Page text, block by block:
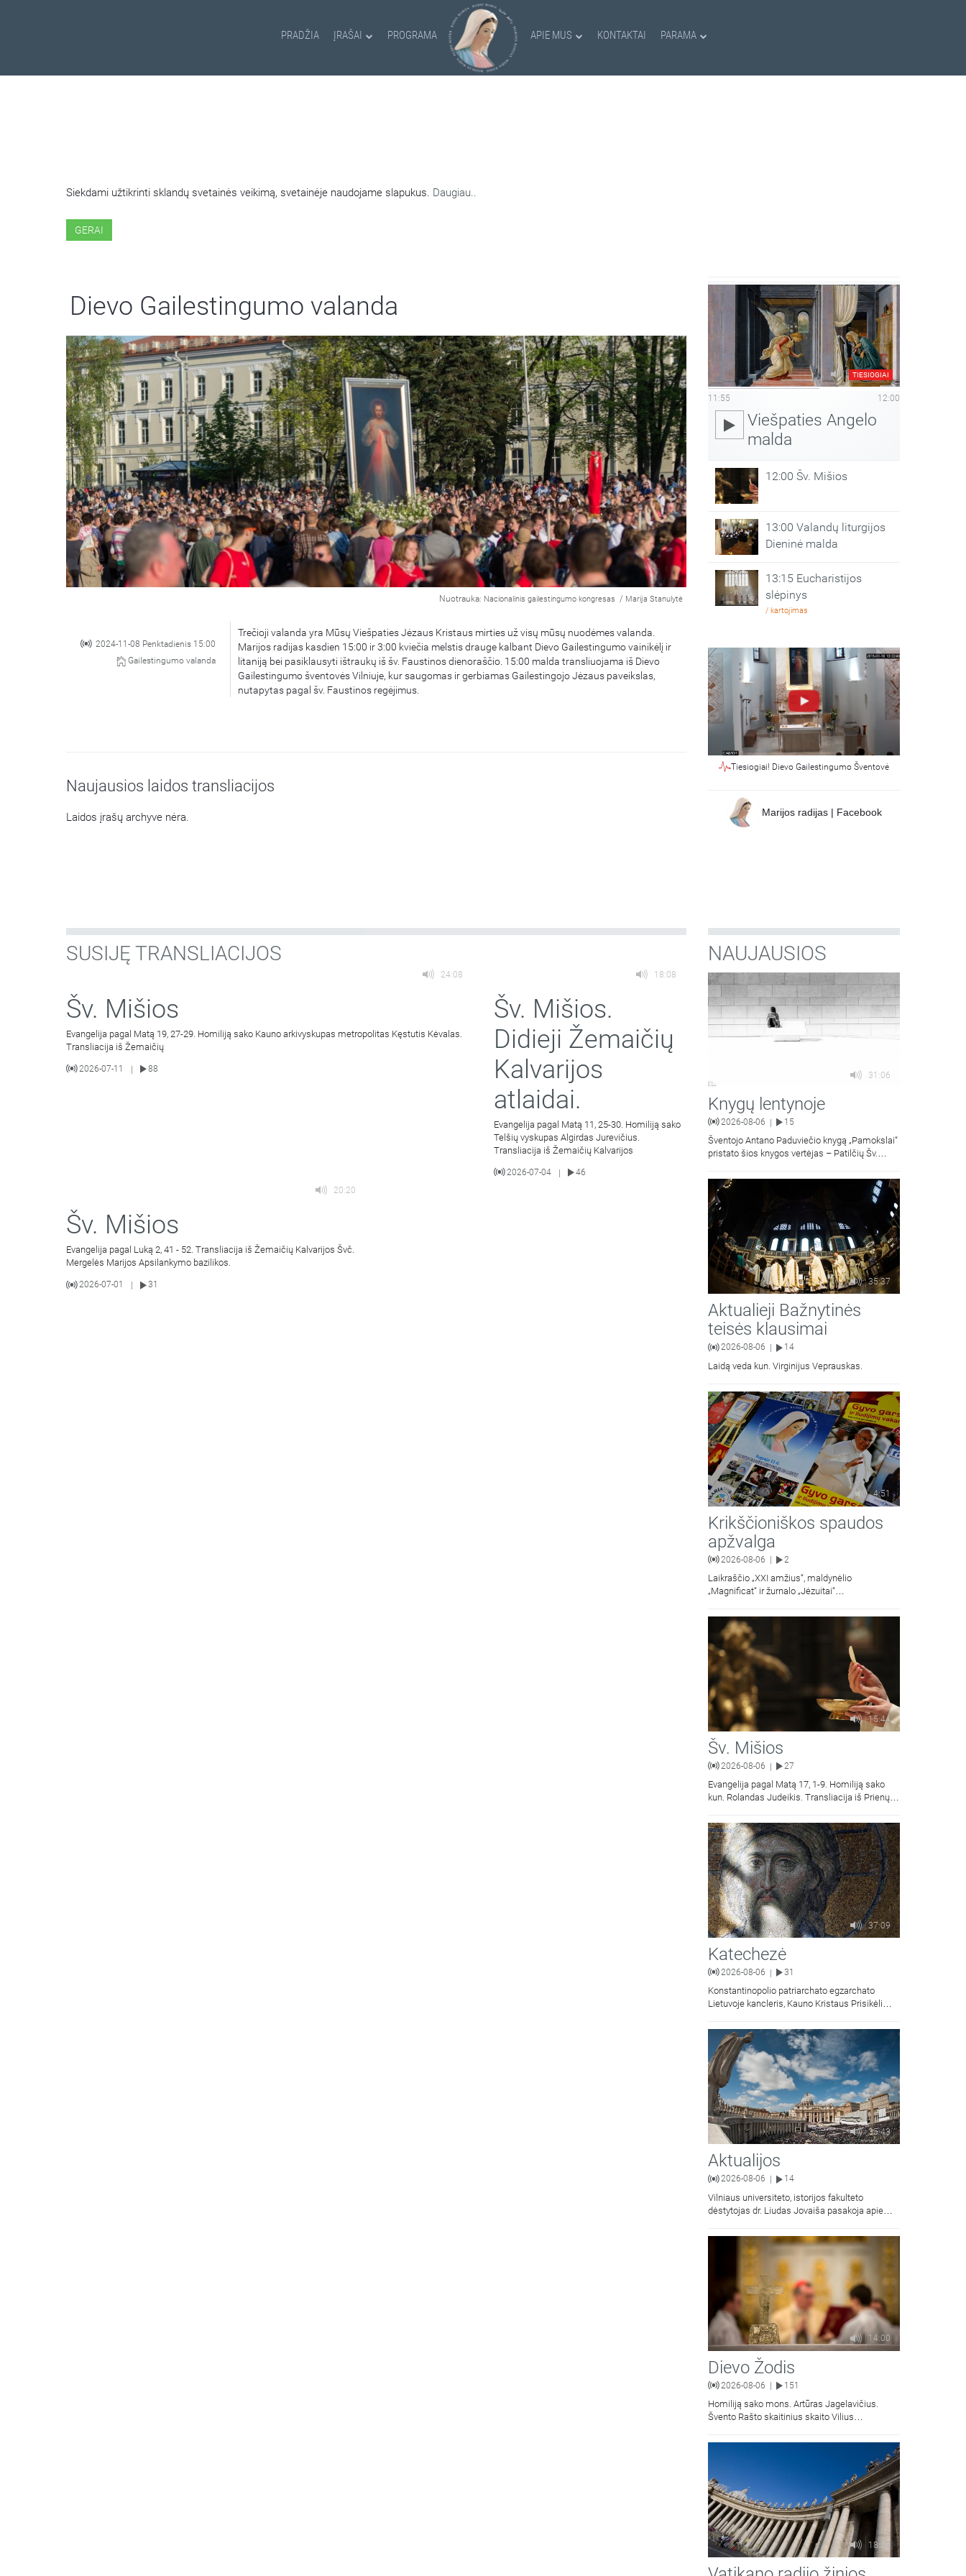
PRADŽIA ĮRAŠAI PROGRAMA APIE MUS KONTAKTAI PARAMA
Siekdami užtikrinti sklandų svetainės veikimą, svetainėje naudojame slapukus. Daugiau..
GERAI
Dievo Gailestingumo valanda
Nuotrauka: Nacionalinis gailestingumo kongresas / Marija Stanulytė
2024-11-08 Penktadienis 15:00
Gailestingumo valanda
Trečioji valanda yra Mūsų Viešpaties Jėzaus Kristaus mirties už visų mūsų nuodėmes valanda.
Marijos radijas kasdien 15:00 ir 3:00 kviečia melstis drauge kalbant Dievo Gailestingumo vainikėlį ir
litaniją bei pasiklausyti ištraukų iš šv. Faustinos dienoraščio. 15:00 malda transliuojama iš Dievo
Gailestingumo šventovės Vilniuje, kur saugomas ir gerbiamas Gailestingojo Jėzaus paveikslas,
nutapytas pagal šv. Faustinos regėjimus.
Naujausios laidos transliacijos
Laidos įrašų archyve nėra.
TIESIOGIAI
11:55 12:00
Viešpaties Angelo
malda
12:00 Šv. Mišios
13:00 Valandų liturgijos
Dieninė malda
13:15 Eucharistijos
slėpinys
/ kartojimas
Tiesiogiai! Dievo Gailestingumo Šventovė
Marijos radijas | Facebook
SUSIJĘ TRANSLIACIJOS
24:08
Šv. Mišios
Evangelija pagal Matą 19, 27-29. Homiliją sako Kauno arkivyskupas metropolitas Kęstutis Kėvalas.
Transliacija iš Žemaičių
2026-07-11 | 88
18:08
Šv. Mišios.
Didieji Žemaičių
Kalvarijos
atlaidai.
Evangelija pagal Matą 11, 25-30. Homiliją sako
Telšių vyskupas Algirdas Jurevičius.
Transliacija iš Žemaičių Kalvarijos
2026-07-04 |
46
20:20
Šv. Mišios
Evangelija pagal Luką 2, 41 - 52. Transliacija iš Žemaičių Kalvarijos Švč.
Mergelės Marijos Apsilankymo bazilikos.
2026-07-01 31
NAUJAUSIOS
31:06
Knygų lentynoje
2026-08-06 | 15
Šventojo Antano Paduviečio knygą „Pamokslai“
pristato šios knygos vertėjas – Patilčių Šv.
moralinės teologijos dr. Algirdas Petras
35:37
Aktualieji Bažnytinės
teisės klausimai
2026-08-06 14
Laidą veda kun. Virginijus Veprauskas.
4:51
Krikščioniškos spaudos
apžvalga
2026-08-06 2
Laikraščio „XXI amžius“, maldynėlio
„Magnificat“ ir žurnalo „Jėzuitai“
15:44
Šv. Mišios
2026-08-06 | 27
Evangelija pagal Matą 17, 1-9. Homiliją sako
kun. Rolandas Judeikis. Transliacija iš Prienų
37:09
Katechezė
2026-08-06 | 31
Konstantinopolio patriarchato egzarchato
Lietuvoje kancleris, Kauno Kristaus Prisikėlimo
kunigas Vitalijus Mockus pasakoja apie
Kristaus Atsimainymo šventę.
35:43
Aktualijos
2026-08-06 14
Vilniaus universiteto, istorijos fakulteto
dėstytojas dr. Liudas Jovaiša pasakoja apie
Jacevičius.
14:00
Dievo Žodis
2026-08-06 151
Homiliją sako mons. Artūras Jagelavičius.
Švento Rašto skaitinius skaito Vilius
18:58